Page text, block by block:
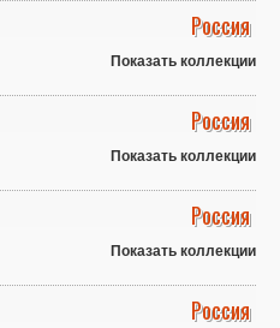
Россия
Показать коллекции
Россия
Показать коллекции
Россия
Показать коллекции
Россия